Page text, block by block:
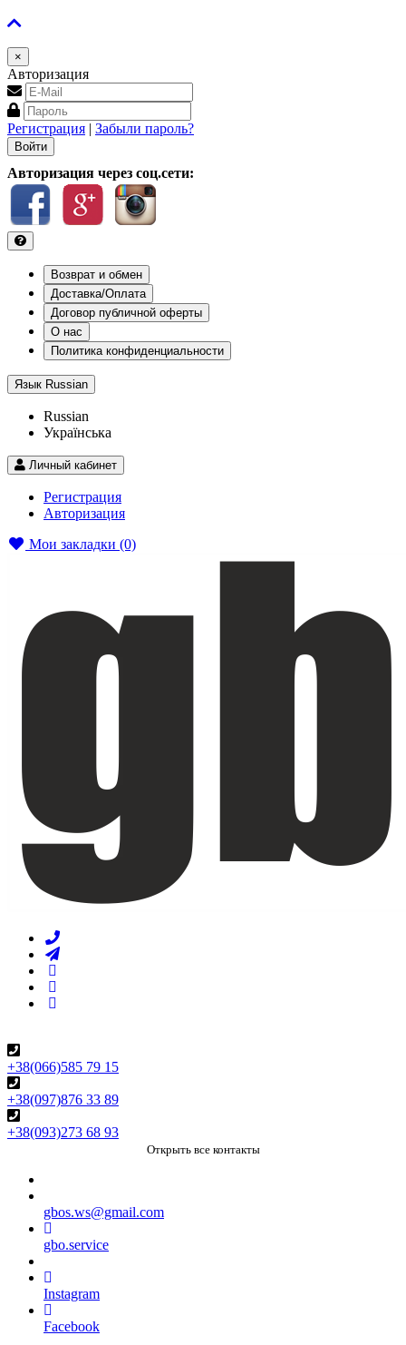
×
Авторизация
Регистрация | Забыли пароль?
Авторизация через соц.сети:
Возврат и обмен
Доставка/Оплата
Договор публичной оферты
О нас
Политика конфиденциальности
Язык Russian
Russian
Українська
Личный кабинет
Регистрация
Авторизация
Мои закладки (0)
+38(066)585 79 15
+38(097)876 33 89
+38(093)273 68 93
Открыть все контакты
gbos.ws@gmail.com
gbo.service
Instagram
Facebook